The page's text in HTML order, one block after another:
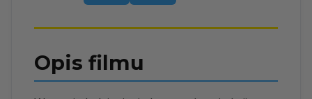
Opis filmu